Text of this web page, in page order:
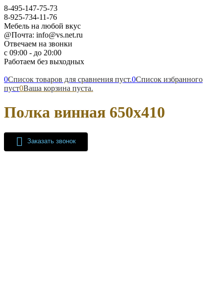
8-495-147-75-73
8-925-734-11-76
Мебель на любой вкус
@Почта: info@vs.net.ru
Отвечаем на звонки
с 09:00 - до 20:00
Работаем без выходных
0Список товаров для сравнения пуст.0Список избранного
пуст0Ваша корзина пуста.
Полка винная 650х410
Заказать звонок